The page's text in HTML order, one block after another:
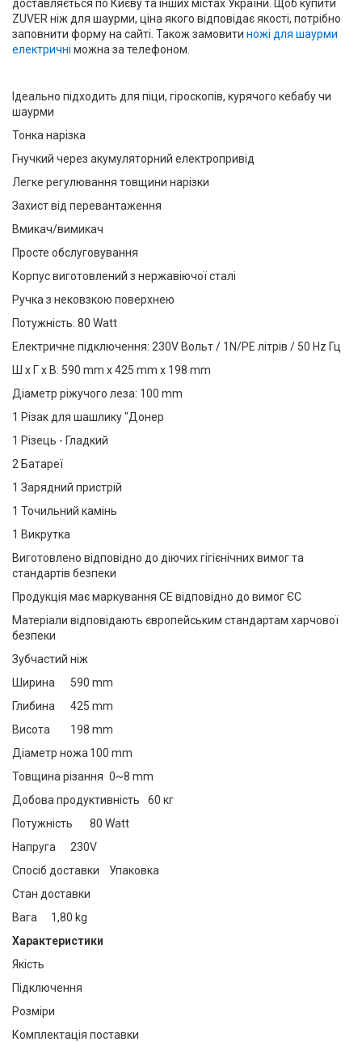
доставляється по Києву та інших містах України. Щоб купити
ZUVER ніж для шаурми, ціна якого відповідає якості, потрібно
заповнити форму на сайті. Також замовити ножі для шаурми
електричні можна за телефоном.
Ідеально підходить для піци, гіроскопів, курячого кебабу чи
шаурми
Тонка нарізка
Гнучкий через акумуляторний електропривід
Легке регулювання товщини нарізки
Захист від перевантаження
Вмикач/вимикач
Просте обслуговування
Корпус виготовлений з нержавіючої сталі
Ручка з нековзкою поверхнею
Потужність: 80 Watt
Електричне підключення: 230V Вольт / 1N/PE літрів / 50 Hz Гц
Ш x Г x В: 590 mm x 425 mm x 198 mm
Діаметр ріжучого леза: 100 mm
1 Різак для шашлику "Донер
1 Різець - Гладкий
2 Батареї
1 Зарядний пристрій
1 Точильний камінь
1 Викрутка
Виготовлено відповідно до діючих гігієнічних вимог та
стандартів безпеки
Продукція має маркування CE відповідно до вимог ЄС
Матеріали відповідають європейським стандартам харчової
безпеки
Зубчастий ніж
Ширина
590 mm
Глибина
425 mm
Висота
198 mm
Діаметр ножа 100 mm
Товщина різання 0~8 mm
Добова продуктивність
60 кг
Потужність
80 Watt
Напруга
230V
Спосіб доставки
Упаковка
Стан доставки
Вага
1,80 kg
Характеристики
Якість
Підключення
Розміри
Комплектація поставки